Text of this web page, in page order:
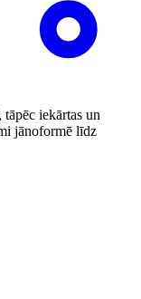
iekārtas un
jānoformē līdz